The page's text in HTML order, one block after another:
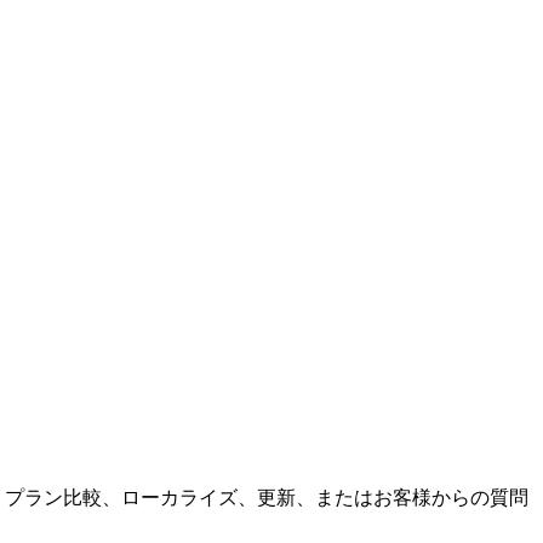
ラン比較、ローカライズ、更新、またはお客様からの質問